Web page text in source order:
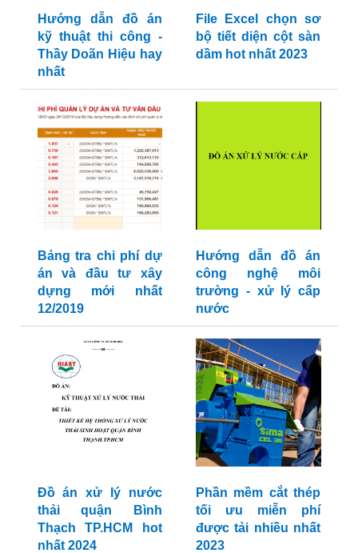
Hướng dẫn đồ án
kỹ thuật thi công -
Thầy Doãn Hiệu hay
nhất
File Excel chọn sơ
bộ tiết diện cột sàn
dầm hot nhất 2023
Bảng tra chi phí dự
án và đầu tư xây
dựng mới nhất
12/2019
Hướng dẫn đồ án
công nghệ môi
trường - xử lý cấp
nước
Đồ án xử lý nước
thải quận Bình
Thạch TP.HCM hot
nhất 2024
Phần mềm cắt thép
tối ưu miễn phí
được tải nhiều nhất
2023